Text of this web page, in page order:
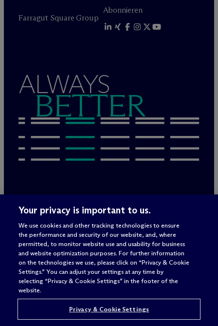
Farragut Square Group
Abonnieren
ALWAYS
BETTER
Rechtliche Hinweise/Impressum
Nutzungsbedingungen
Privacy & Cookie Settings
Sitemap
Anwaltswerbung© 2026 McDermott Will & Schulte
Your privacy is important to us.
We use cookies and other tracking technologies to ensure
the performance and security of our website, and, where
permitted, to monitor website use and usability for business
and website optimization purposes. For further information
on the technologies we use, please click on “Privacy & Cookie
Settings.” You can adjust your settings at any time by
selecting “Privacy & Cookie Settings” in the footer of the
website.
Privacy & Cookie Settings